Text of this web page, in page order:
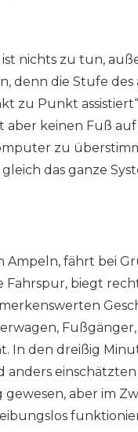
nichts zu tun,
denn die Stufe
zu Punkt
aber keinen Fuß
zu
das ganze
Ampeln, fährt bei
biegt
In den dreißig
anders
aber im